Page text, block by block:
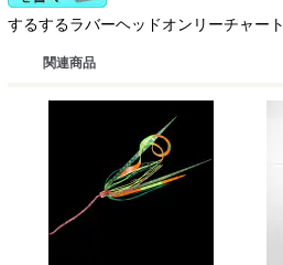
するするラバーヘッドオンリーチャート
関連商品